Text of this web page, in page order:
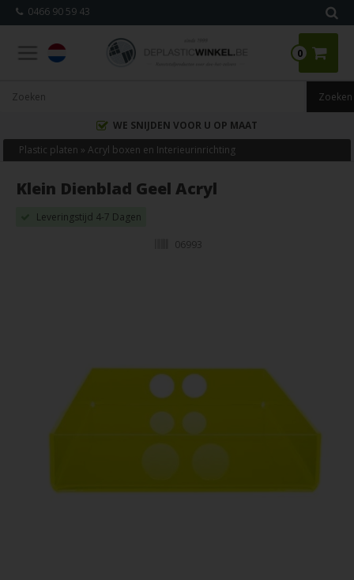
0466 90 59 43
0
WE SNIJDEN VOOR U OP MAAT
Plastic platen »Acryl boxen en Interieurinrichting
Klein Dienblad Geel Acryl
Leveringstijd 4-7 Dagen
06993